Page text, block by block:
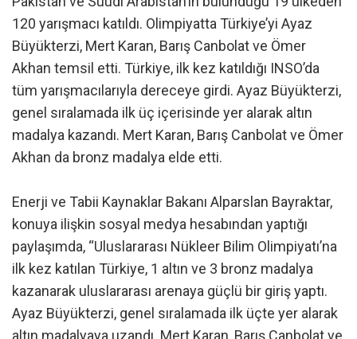
120 yarışmacı katıldı. Olimpiyatta Türkiye’yi Ayaz
Büyükterzi, Mert Karan, Barış Canbolat ve Ömer
Akhan temsil etti. Türkiye, ilk kez katıldığı INSO’da
tüm yarışmacılarıyla dereceye girdi. Ayaz Büyükterzi,
genel sıralamada ilk üç içerisinde yer alarak altın
madalya kazandı. Mert Karan, Barış Canbolat ve Ömer
Akhan da bronz madalya elde etti.
Enerji ve Tabii Kaynaklar Bakanı Alparslan Bayraktar,
konuya ilişkin sosyal medya hesabından yaptığı
paylaşımda, “Uluslararası Nükleer Bilim Olimpiyatı’na
ilk kez katılan Türkiye, 1 altın ve 3 bronz madalya
kazanarak uluslararası arenaya güçlü bir giriş yaptı.
Ayaz Büyükterzi, genel sıralamada ilk üçte yer alarak
altın madalyaya uzandı. Mert Karan, Barış Canbolat ve